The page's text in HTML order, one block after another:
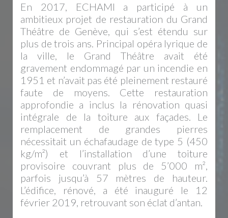
En 2017, ECHAMI a participé à un
ambitieux projet de restauration du Grand
Théâtre de Genève, qui s’est étendu sur
plus de trois ans. Principal opéra lyrique de
la ville, le Grand Théâtre avait été
gravement endommagé par un incendie en
1951 et n’avait pas été pleinement restauré
faute de moyens. Cette restauration
approfondie a inclus la rénovation quasi
intégrale de la toiture aux façades. Le
remplacement de grandes pierres
nécessitait un échafaudage de type 5 (450
kg/m²) et l’installation d’une toiture
provisoire couvrant plus de 5’000 m²,
parfois jusqu’à 57 mètres de hauteur.
L’édifice, rénové, a été inauguré le 12
février 2019, retrouvant son éclat d’antan.